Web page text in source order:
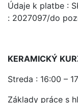
Údaje k platbe :
: 2027097/do
KERAMICKÝ
Streda : 16:00 –
Základy práce s